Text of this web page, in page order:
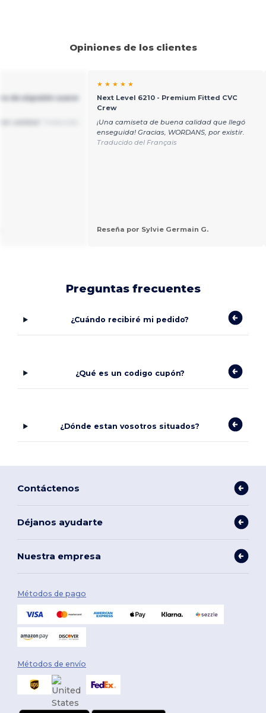
Opiniones de los clientes
de algodón suave
★ ★ ★ ★ ★
Next Level 6210 - Premium Fitted CVC
Crew
¡Una camiseta de buena calidad que llegó
enseguida! Gracias, WORDANS, por existir.
Traducido del Français
Reseña por Sylvie Germain G.
Preguntas frecuentes
¿Cuándo recibiré mi pedido?
¿Qué es un codigo cupón?
¿Dónde estan vosotros situados?
Contáctenos
Déjanos ayudarte
Nuestra empresa
Métodos de pago
Métodos de envío